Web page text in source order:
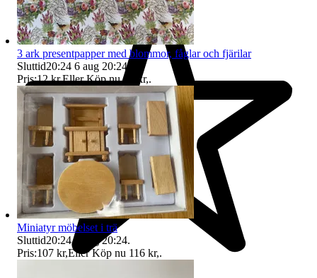
3 ark presentpapper med blommor, fåglar och fjärilar
Sluttid20:24 6 aug 20:24.
Pris:12 kr,Eller Köp nu 14 kr,.
Miniatyr möbelset i trä
Sluttid20:24 6 aug 20:24.
Pris:107 kr,Eller Köp nu 116 kr,.